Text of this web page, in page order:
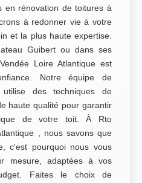
en rénovation de toitures à
à redonner vie à votre
et la plus haute expertise.
Guibert ou dans ses
Loire Atlantique est
Notre équipe de
utilise des techniques de
haute qualité pour garantir
de votre toit. À Rto
, nous savons que
c'est pourquoi nous vous
mesure, adaptées à vos
Faites le choix de